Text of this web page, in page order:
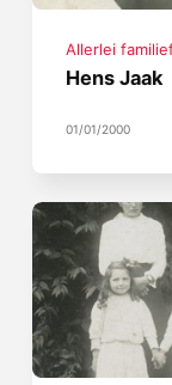
Allerlei
Hens Jaak
01/01/2000